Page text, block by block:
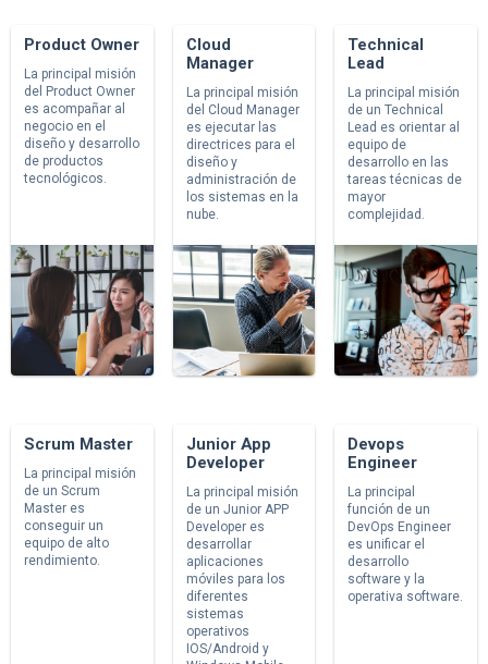
Product Owner
La principal misión
del Product Owner
es acompañar al
negocio en el
diseño y desarrollo
de productos
tecnológicos.
Cloud
Manager
La principal misión
del Cloud Manager
es ejecutar las
directrices para el
diseño y
administración de
los sistemas en la
nube.
Technical
Lead
La principal misión
de un Technical
Lead es orientar al
equipo de
desarrollo en las
tareas técnicas de
mayor
complejidad.
Scrum Master
La principal misión
de un Scrum
Master es
conseguir un
equipo de alto
rendimiento.
Junior App
Developer
La principal misión
de un Junior APP
Developer es
desarrollar
aplicaciones
móviles para los
diferentes
sistemas
operativos
IOS/Android y
Devops
Engineer
La principal
función de un
DevOps Engineer
es unificar el
desarrollo
software y la
operativa software.